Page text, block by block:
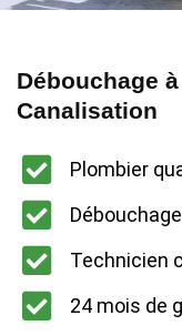
Débouchage
Canalisation
Plombier
Technicien
24 mois de